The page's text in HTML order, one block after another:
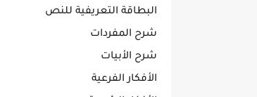
البطاقة التعريفية للنص
شرح المفردات
شرح الأبيات
الأفكار الفرعية